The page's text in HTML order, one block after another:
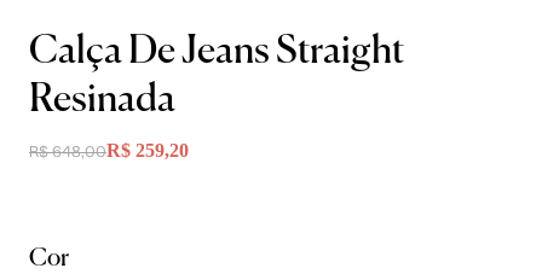
Calça De Jeans Straight
Resinada
R$ 648,00R$ 259,20
Cor